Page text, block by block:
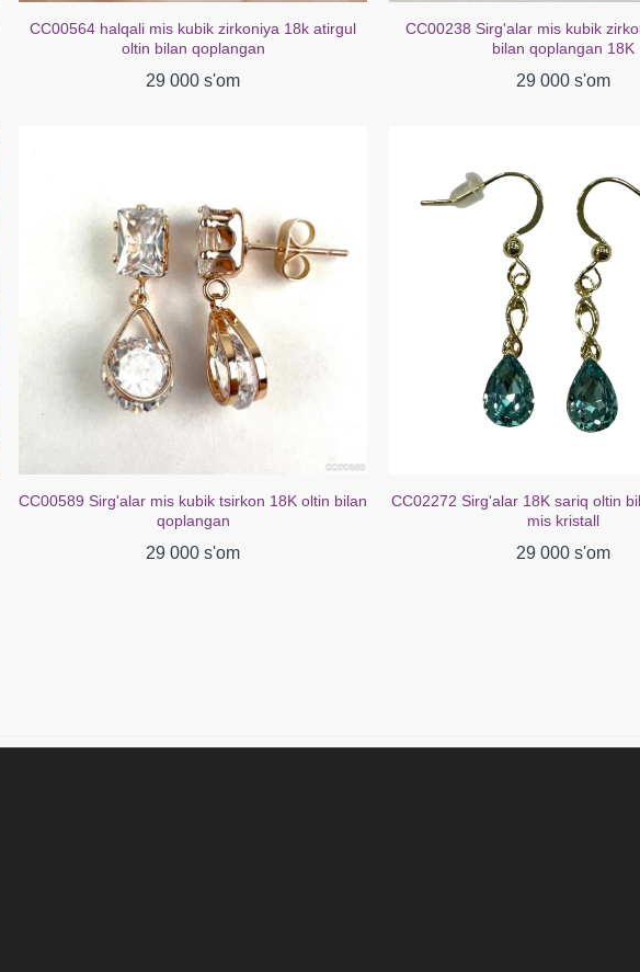
CC00238 Sirg'alar mis kubik zirkoniya oq oltin
bilan qoplangan 18K
29 000 s'om
CC02272 Sirg'alar 18K sariq oltin bilan qoplangan
mis kristall
29 000 s'om
CC00218 Sirg'alar Mis kubik
bilan qoplangan 18 kt
39 000 s'om
CC02078 Sirg'alar 18K oltin